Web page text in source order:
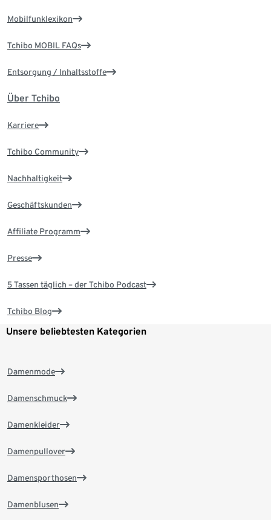
Mobilfunklexikon
Tchibo MOBIL FAQs
Entsorgung / Inhaltsstoffe
Über Tchibo
Karriere
Tchibo Community
Nachhaltigkeit
Geschäftskunden
Affiliate Programm
Presse
5 Tassen täglich – der Tchibo Podcast
Tchibo Blog
Unsere beliebtesten Kategorien
Damenmode
Damenschmuck
Damenkleider
Damenpullover
Damensporthosen
Damenblusen